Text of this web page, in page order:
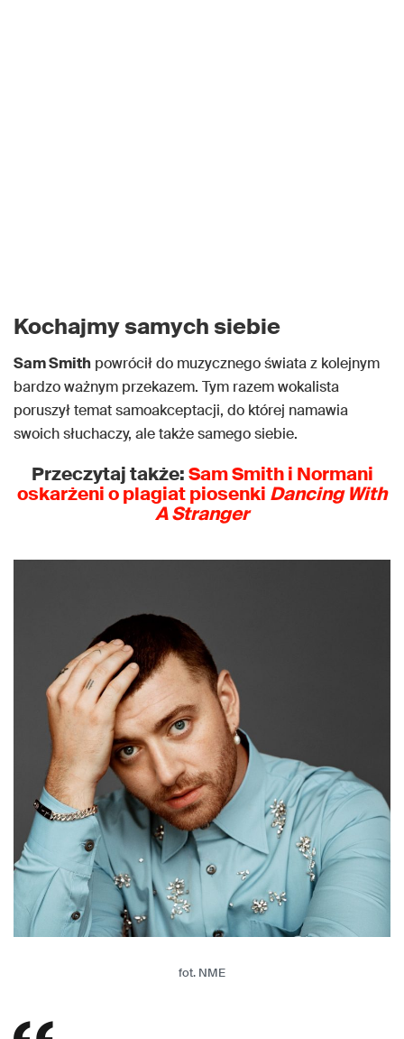
Kochajmy samych siebie
Sam Smith powrócił do muzycznego świata z kolejnym
bardzo ważnym przekazem. Tym razem wokalista
poruszył temat samoakceptacji, do której namawia
swoich słuchaczy, ale także samego siebie.
Przeczytaj także:Sam Smith i Normani
oskarżeni o plagiat piosenki Dancing With
A Stranger
fot. NME